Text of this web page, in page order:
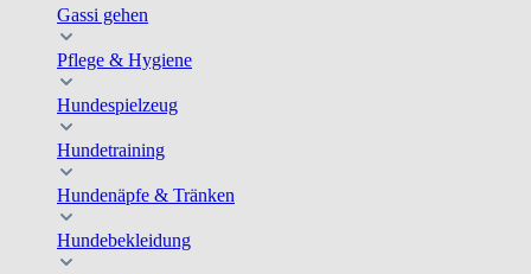
Gassi gehen
Pflege & Hygiene
Hundespielzeug
Hundetraining
Hundenäpfe & Tränken
Hundebekleidung